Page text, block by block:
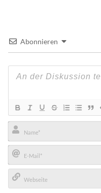
Abonnieren
Name*
E-
Mail*